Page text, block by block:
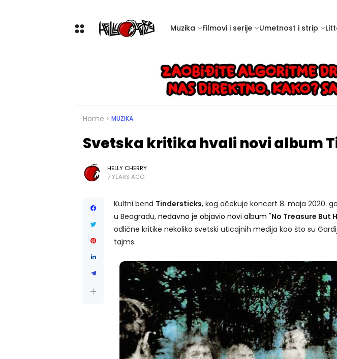
Muzika Filmovi i serije Umetnost i strip
Home MUZIKA
Svetska kritika hvali novi album
HELLY CHERRY
7 YEARS AGO
Kultni bend Tindersticks, kog očekuje koncert 8. maja 2020.
u Beogradu, nedavno je objavio novi album "No Treasure But
odlične kritike nekoliko svetski uticajnih medija kao što su
tajms.